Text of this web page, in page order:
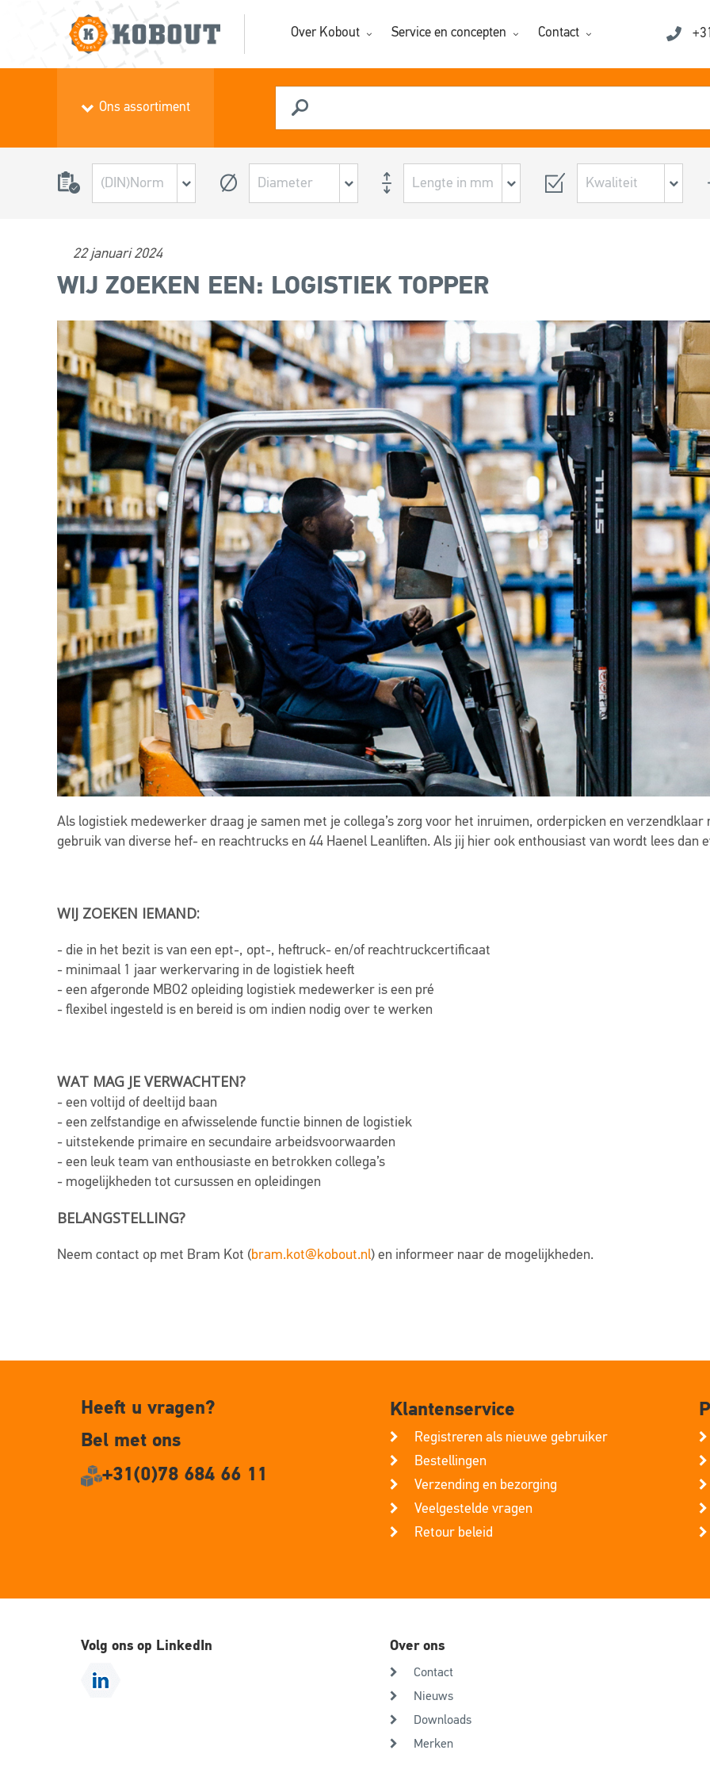
Over Kobout Service en concepten Contact
Ons assortiment
22 januari 2024
WIJ ZOEKEN EEN: LOGISTIEK TOPPER
Als logistiek medewerker draag je samen met je collega’s zorg voor het inruimen, orderpicken en
gebruik van diverse hef- en reachtrucks en 44 Haenel Leanliften. Als jij hier ook enthousiast van wordt lees dan
WIJ ZOEKEN IEMAND:
- die in het bezit is van een ept-, opt-, heftruck- en/of reachtruckcertificaat
- minimaal 1 jaar werkervaring in de logistiek heeft
- een afgeronde MBO2 opleiding logistiek medewerker is een pré
- flexibel ingesteld is en bereid is om indien nodig over te werken
WAT MAG JE VERWACHTEN?
- een voltijd of deeltijd baan
- een zelfstandige en afwisselende functie binnen de logistiek
- uitstekende primaire en secundaire arbeidsvoorwaarden
- een leuk team van enthousiaste en betrokken collega’s
- mogelijkheden tot cursussen en opleidingen
BELANGSTELLING?
Neem contact op met Bram Kot (bram.kot@kobout.nl) en informeer naar de mogelijkheden.
Heeft u vragen?
Bel met ons
+31(0)78 684 66 11
Klantenservice
Registreren als nieuwe gebruiker
Bestellingen
Verzending en bezorging
Veelgestelde vragen
Retour beleid
Volg ons op LinkedIn Over ons
Contact
Nieuws
Downloads
Merken